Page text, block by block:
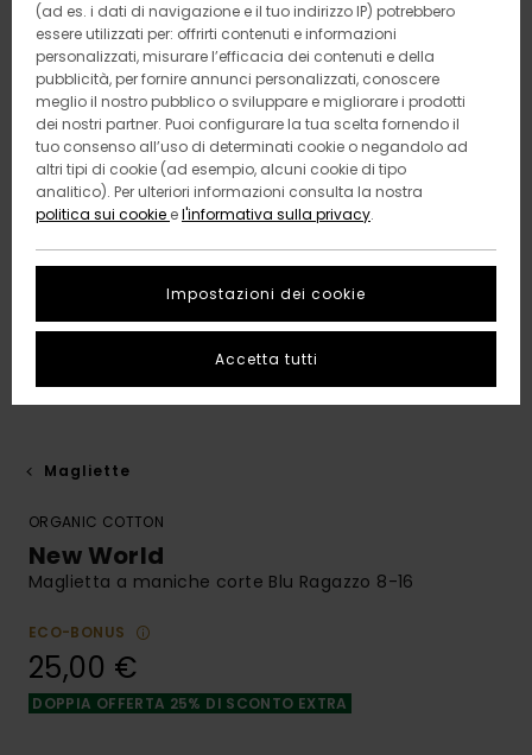
Magliette
ORGANIC COTTON
New World
Maglietta a maniche corte Blu Ragazzo 8-16
ECO-BONUS
25,00 €
DOPPIA OFFERTA 25% DI SCONTO EXTRA
(ad es. i dati di navigazione e il tuo indirizzo IP) potrebbero
essere utilizzati per: offrirti contenuti e informazioni
personalizzati, misurare l’efficacia dei contenuti e della
pubblicità, per fornire annunci personalizzati, conoscere
meglio il nostro pubblico o sviluppare e migliorare i prodotti
dei nostri partner. Puoi configurare la tua scelta fornendo il
tuo consenso all’uso di determinati cookie o negandolo ad
altri tipi di cookie (ad esempio, alcuni cookie di tipo
analitico). Per ulteriori informazioni consulta la nostra
politica sui cookie el'informativa sulla privacy.
Impostazioni dei cookie
Accetta tutti